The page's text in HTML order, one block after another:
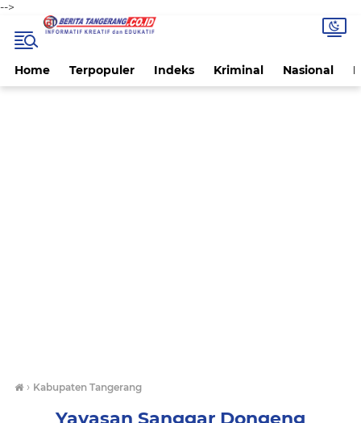
-->
Home Terpopuler Indeks Kriminal Nasional
› Kabupaten Tangerang
Yayasan Sanggar Dongeng